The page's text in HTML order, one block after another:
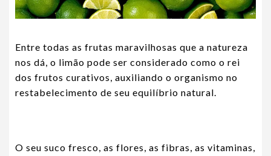
Entre todas as frutas maravilhosas que a natureza
nos dá, o limão pode ser considerado como o rei
dos frutos curativos, auxiliando o organismo no
restabelecimento de seu equilíbrio natural.
O seu suco fresco, as flores, as fibras, as vitaminas,